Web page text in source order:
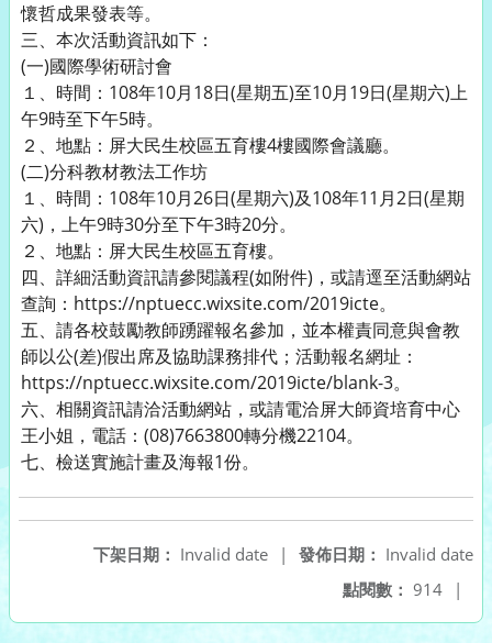
懷哲成果發表等。
三、本次活動資訊如下：
(一)國際學術研討會
１、時間：108年10月18日(星期五)至10月19日(星期六)上
午9時至下午5時。
２、地點：屏大民生校區五育樓4樓國際會議廳。
(二)分科教材教法工作坊
１、時間：108年10月26日(星期六)及108年11月2日(星期
六)，上午9時30分至下午3時20分。
２、地點：屏大民生校區五育樓。
四、詳細活動資訊請參閱議程(如附件)，或請逕至活動網站
查詢：https://nptuecc.wixsite.com/2019icte。
五、請各校鼓勵教師踴躍報名參加，並本權責同意與會教
師以公(差)假出席及協助課務排代；活動報名網址：
https://nptuecc.wixsite.com/2019icte/blank-3。
六、相關資訊請洽活動網站，或請電洽屏大師資培育中心
王小姐，電話：(08)7663800轉分機22104。
七、檢送實施計畫及海報1份。
發佈日期： Invalid date
下架日期： Invalid date
|
點閱數： 914 |